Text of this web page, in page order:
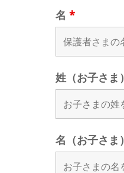
名 *
姓（お子さま）
名（お子さま）